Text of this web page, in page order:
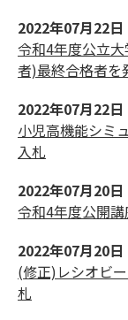
2022年07月22日
令和4年度公立
者)最終合格者を
2022年07月22日
小児高機能シミ
入札
2022年07月20日
令和4年度公開
2022年07月20日
(修正)レシオビ
札